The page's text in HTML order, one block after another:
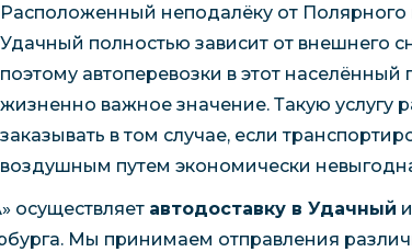
Расположенный неподалёку от Полярного
Удачный полностью зависит от внешнего
поэтому автоперевозки в этот населённый
жизненно важное значение. Такую услугу
заказывать в том случае, если
воздушным путем экономически
осуществляет автодоставку в Удачный
Мы принимаем отправления